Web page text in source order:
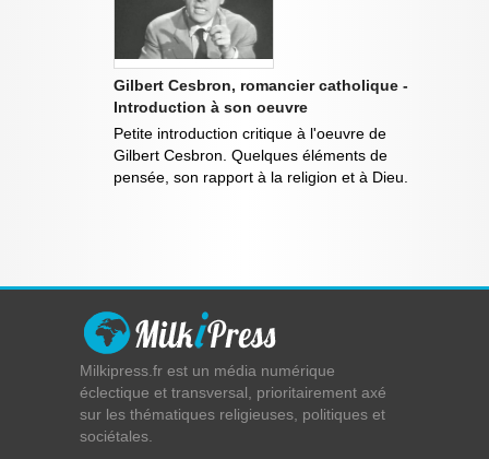
Gilbert Cesbron, romancier catholique -
Introduction à son oeuvre
Petite introduction critique à l'oeuvre de
Gilbert Cesbron. Quelques éléments de
pensée, son rapport à la religion et à Dieu.
Milkipress.fr est un média numérique
éclectique et transversal, prioritairement axé
sur les thématiques religieuses, politiques et
sociétales.